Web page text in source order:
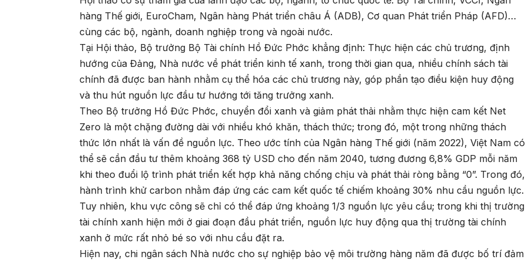
hàng Thế giới, EuroCham, Ngân hàng Phát triển châu Á (ADB), Cơ quan Phát triển Pháp (AFD)…
cùng các bộ, ngành, doanh nghiệp trong và ngoài nước.
Tại Hội thảo, Bộ trưởng Bộ Tài chính Hồ Đức Phớc khẳng định: Thực hiện các chủ trương, định
hướng của Đảng, Nhà nước về phát triển kinh tế xanh, trong thời gian qua, nhiều chính sách tài
chính đã được ban hành nhằm cụ thể hóa các chủ trương này, góp phần tạo điều kiện huy động
và thu hút nguồn lực đầu tư hướng tới tăng trưởng xanh.
Theo Bộ trưởng Hồ Đức Phớc, chuyển đổi xanh và giảm phát thải nhằm thực hiện cam kết Net
Zero là một chặng đường dài với nhiều khó khăn, thách thức; trong đó, một trong những thách
thức lớn nhất là vấn đề nguồn lực. Theo ước tính của Ngân hàng Thế giới (năm 2022), Việt Nam có
thể sẽ cần đầu tư thêm khoảng 368 tỷ USD cho đến năm 2040, tương đương 6,8% GDP mỗi năm
khi theo đuổi lộ trình phát triển kết hợp khả năng chống chịu và phát thải ròng bằng “0”. Trong đó,
hành trình khử carbon nhằm đáp ứng các cam kết quốc tế chiếm khoảng 30% nhu cầu nguồn lực.
Tuy nhiên, khu vực công sẽ chỉ có thể đáp ứng khoảng 1/3 nguồn lực yêu cầu; trong khi thị trường
tài chính xanh hiện mới ở giai đoạn đầu phát triển, nguồn lực huy động qua thị trường tài chính
xanh ở mức rất nhỏ bé so với nhu cầu đặt ra.
Hiện nay, chi ngân sách Nhà nước cho sự nghiệp bảo vệ môi trường hàng năm đã được bố trí đảm